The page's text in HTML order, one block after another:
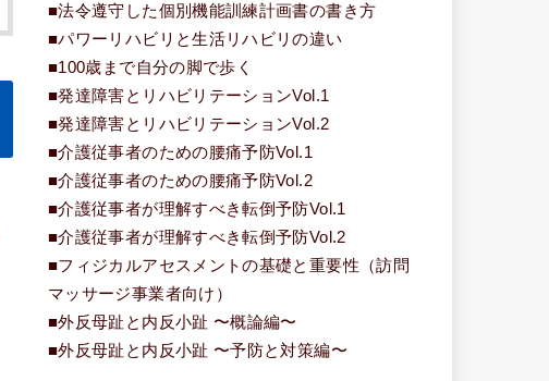
■法令遵守した個別機能訓練計画書の書き方
■パワーリハビリと生活リハビリの違い
■100歳まで自分の脚で歩く
■発達障害とリハビリテーションVol.1
■発達障害とリハビリテーションVol.2
■介護従事者のための腰痛予防Vol.1
■介護従事者のための腰痛予防Vol.2
■介護従事者が理解すべき転倒予防Vol.1
■介護従事者が理解すべき転倒予防Vol.2
■フィジカルアセスメントの基礎と重要性（訪問
マッサージ事業者向け）
■外反母趾と内反小趾 〜概論編〜
■外反母趾と内反小趾 〜予防と対策編〜